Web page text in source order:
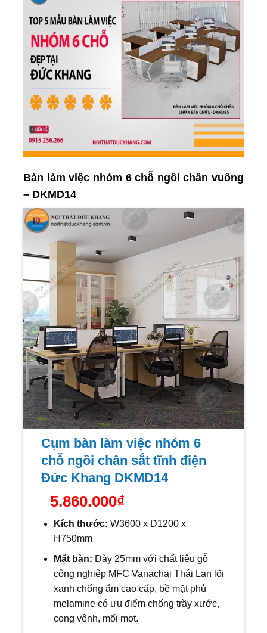
Bàn làm việc nhóm 6 chỗ ngồi chân vuông
– DKMD14
Cụm bàn làm việc nhóm 6
chỗ ngồi chân sắt tĩnh điện
Đức Khang DKMD14
5.860.000₫
Kích thước: W3600 x D1200 x
H750mm
Mặt bàn: Dày 25mm với chất liệu gỗ
công nghiệp MFC Vanachai Thái Lan lõi
xanh chống ẩm cao cấp, bề mặt phủ
melamine có ưu điểm chống trầy xước,
cong vênh, mối mọt.